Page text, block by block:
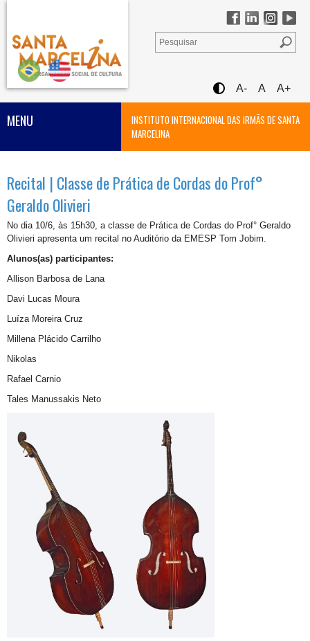
A- A A+
INSTITUTO INTERNACIONAL DAS IRMÃS DE SANTA
MARCELINA
MENU
Recital | Classe de Prática de Cordas do Prof°
Geraldo Olivieri
No dia 10/6, às 15h30, a c lasse de Prática de Cordas do Prof° Geraldo
Olivieri apresenta um recital no Auditório da EMESP Tom Jobim.
Alunos(as) participantes:
Allison Barbosa de Lana
Davi Lucas Moura
Luíza Moreira Cruz
Millena Plácido Carrilho
Nikolas
Rafael Carnio
Tales Manussakis Neto